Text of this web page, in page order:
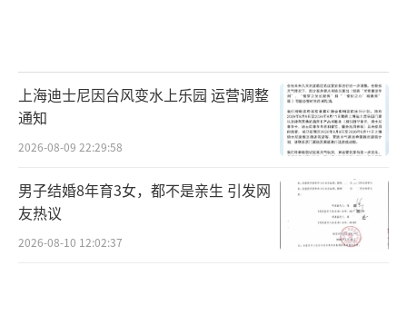
上海迪士尼因台风变水上乐园 运营调整
通知
2026-08-09 22:29:58
男子结婚8年育3女，都不是亲生 引发网
友热议
2026-08-10 12:02:37